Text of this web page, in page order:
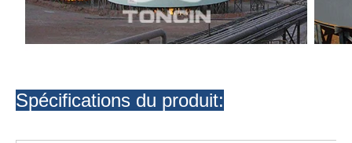
Spécifications du produit: